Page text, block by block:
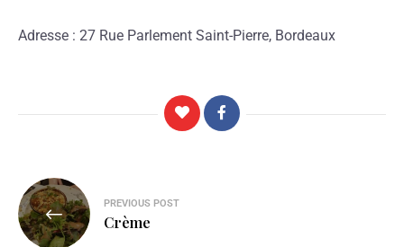
Adresse : 27 Rue Parlement Saint-Pierre, Bordeaux
PREVIOUS POST
Crème